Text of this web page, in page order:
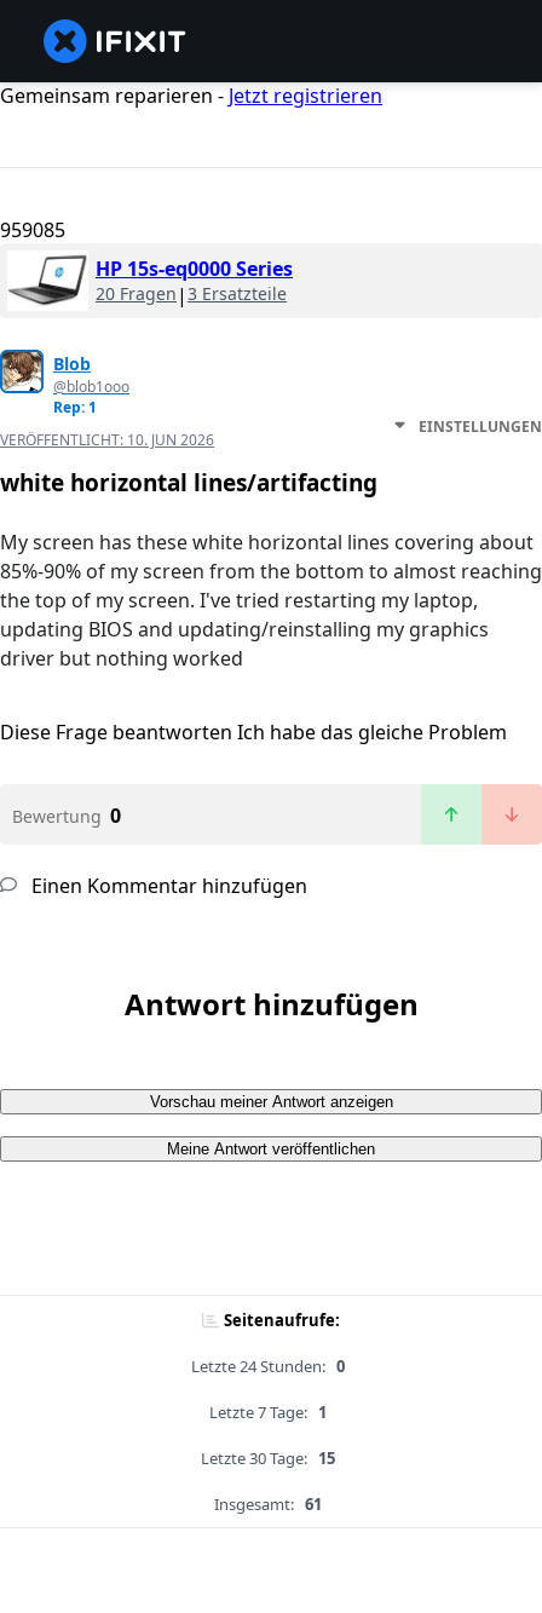
Gemeinsam reparieren - Jetzt registrieren
959085
HP 15s-eq0000 Series
20 Fragen | 3 Ersatzteile
Blob
@blob1ooo
Rep: 1
VERÖFFENTLICHT: 10. JUN 2026
EINSTELLUNGEN
white horizontal lines/artifacting
My screen has these white horizontal lines covering about
85%-90% of my screen from the bottom to almost reaching
the top of my screen. I've tried restarting my laptop,
updating BIOS and updating/reinstalling my graphics
driver but nothing worked
Diese Frage beantworten Ich habe das gleiche Problem
Bewertung 0
Einen Kommentar hinzufügen
Antwort hinzufügen
Vorschau meiner Antwort anzeigen
Meine Antwort veröffentlichen
Seitenaufrufe:
Letzte 24 Stunden: 0
Letzte 7 Tage: 1
Letzte 30 Tage: 15
Insgesamt: 61